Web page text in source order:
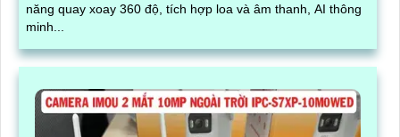
năng quay xoay 360 độ, tích hợp loa và âm thanh, AI thông
minh...